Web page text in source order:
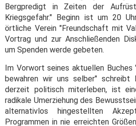
Bergpredigt in Zeiten der
Kriegsgefahr." Beginn ist um 20
örtliche Verein "Freundschaft mit
Vortrag und zur Anschließenden
um Spenden werde gebeten.
Im Vorwort seines aktuellen Buches
bewahren wir uns selber" schreibt
derzeit politisch miterleben, ist
radikale Umerziehung des
alternativlos hingestellten
Programmen in nie erreichten